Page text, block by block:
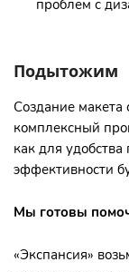
проблем с
Подытожим
Создание макета
комплексный
как для
эффективности
Мы готовы
«Экспансия»